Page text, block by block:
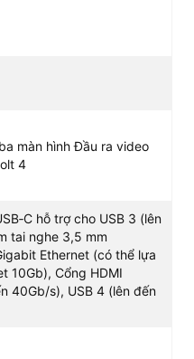
chóng.
ưu tốc độ lưu trữ
RAM, một con số lý
nhiệm trơn tru, cho phép
256GB cung cấp tốc độ
rút ngắn thời gian khởi
các phần mềm chuyên
màn hình Đầu ra video
4
hỗ trợ cho USB 3 (lên
tai nghe 3,5 mm
Ethernet (có thể lựa
10Gb), Cổng HDMI
40Gb/s), USB 4 (lên đến